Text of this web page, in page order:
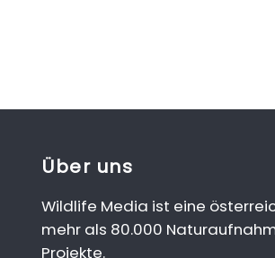
Über uns
Wildlife Media ist eine
mehr als 80.000
Projekte.